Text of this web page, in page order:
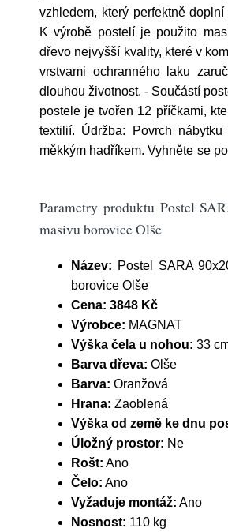
vzhledem, který perfektně
K výrobě postelí je použito
dřevo nejvyšší kvality, které v
vrstvami ochranného laku
dlouhou životnost. - Součástí
postele je tvořen 12 příčkami,
textilií. Údržba: Povrch
měkkým hadříkem. Vyhněte se
Parametry produktu Postel
masivu borovice Olše
Název: Postel SARA
borovice Olše
Cena: 3848 Kč
Výrobce: MAGNAT
Výška čela u nohou: 33
Barva dřeva: Olše
Barva: Oranžová
Hrana: Zaoblená
Výška od země ke dnu
Úložný prostor: Ne
Rošt: Ano
Čelo: Ano
Vyžaduje montáž: Ano
Nosnost: 110 kg